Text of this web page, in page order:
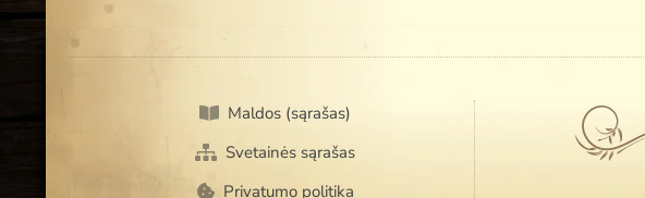
Maldos (sąrašas)
Svetainės sąrašas
Privatumo politika